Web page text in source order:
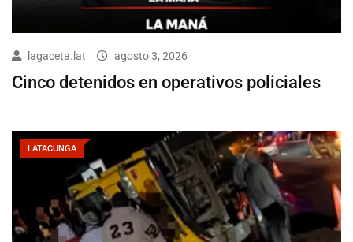
lagaceta.lat agosto 3, 2026
Cinco detenidos en operativos policiales
LATACUNGA